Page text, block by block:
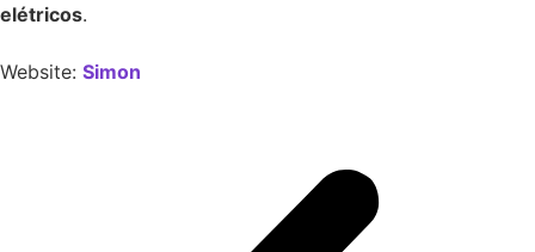
elétricos.
Website: Simon